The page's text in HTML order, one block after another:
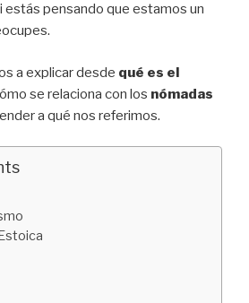
estás pensando que estamos un
a explicar desde qué es el
se relaciona con los nómadas
a qué nos referimos.